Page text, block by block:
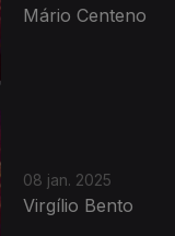
Mário Centeno
08 jan. 2025
Virgílio Bento